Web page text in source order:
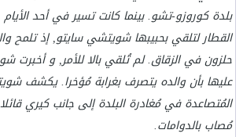
بلدة كوروزو-تشو. بينما كانت تسير في أحد
القطار لتلقي بحبيبها شويتشي سايتو, إذ تلمح
حلزون في الزقاق. لم تُلقي بالا للأمر, و أخبرت
عليها بأن والده يتصرف بغرابة مُؤخرا. يكشف
المُتصاعدة في مُغادرة البلدة إلى جانب كيري
مُصاب بالدوامات.